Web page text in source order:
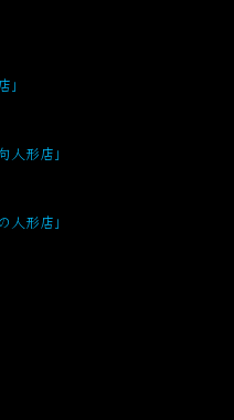
人形店」
の人形店」